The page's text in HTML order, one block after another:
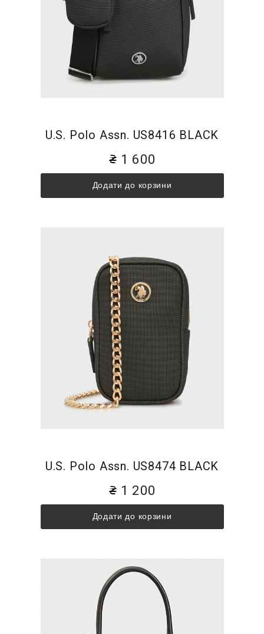
U.S. Polo Assn. US8416 BLACK
1 600
Додати до корзини
U.S. Polo Assn. US8474 BLACK
1 200
Додати до корзини